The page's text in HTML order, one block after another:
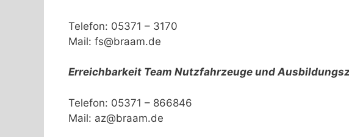
Telefon: 05371 – 3170
Mail: fs@braam.de
Erreichbarkeit Team Nutzfahrzeuge und
Telefon: 05371 – 866846
Mail: az@braam.de